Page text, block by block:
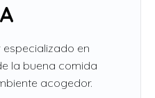
especializado en
la buena comida
acogedor.